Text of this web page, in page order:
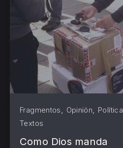
Fragmentos, Opinión, Política
Textos
Como Dios manda
PREVIOUS